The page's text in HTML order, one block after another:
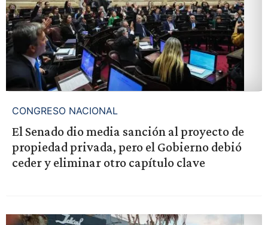
CONGRESO NACIONAL
El Senado dio media sanción al proyecto de
propiedad privada, pero el Gobierno debió
ceder y eliminar otro capítulo clave